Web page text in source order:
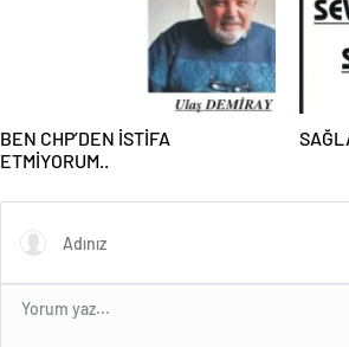
BEN CHP’DEN İSTİFA
ETMİYORUM..